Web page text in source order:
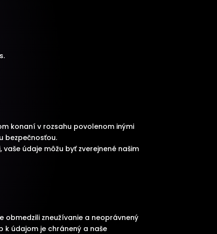
konaní v rozsahu povolenom inými
bezpečnosťou.
údaje môžu byť zverejnené našim
obmedzili zneužívanie a neoprávnený
k údajom je chránený a naše